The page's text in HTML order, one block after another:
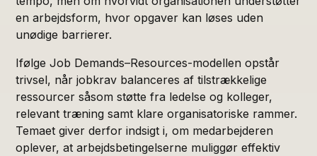
en arbejdsform, hvor opgaver kan løses uden
unødige barrierer.
Ifølge Job Demands–Resources-modellen opstår
trivsel, når jobkrav balanceres af tilstrækkelige
ressourcer såsom støtte fra ledelse og kolleger,
relevant træning samt klare organisatoriske rammer.
Temaet giver derfor indsigt i, om medarbejderen
oplever, at arbejdsbetingelserne muliggør effektiv